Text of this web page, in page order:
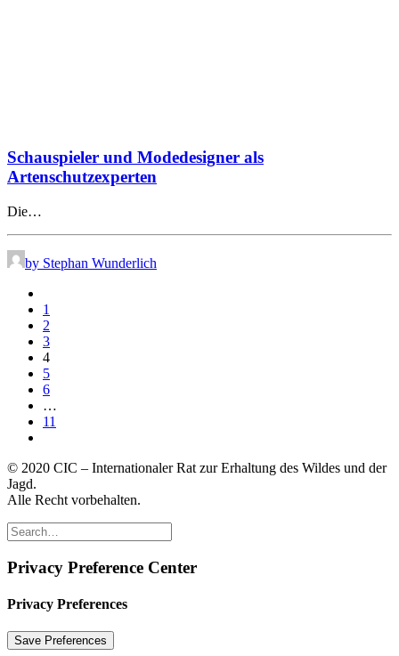
Schauspieler und Modedesigner als
Artenschutzexperten
Die…
by Stephan Wunderlich
1
2
3
4
5
6
…
11
© 2020 CIC – Internationaler Rat zur Erhaltung des Wildes und der
Jagd.
Alle Recht vorbehalten.
Privacy Preference Center
Privacy Preferences